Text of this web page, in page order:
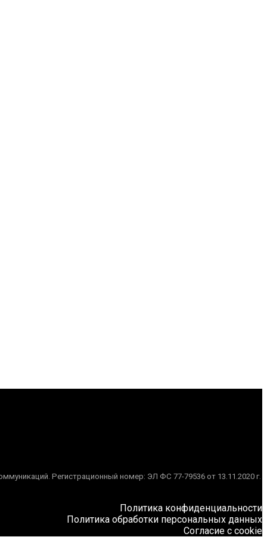
Регистрационный номер: ЭЛ ФС 77-79536 от 13.11.2020 г.
Политика конфиденциальности
Политика обработки персональных данных
Согласие с cookie